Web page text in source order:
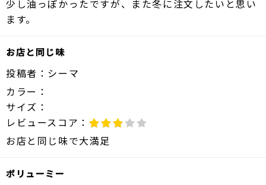
少し油っぽかったですが、また冬に注文したいと思い
ます。
お店と同じ味
投稿者： シーマ
カラー：
サイズ：
レビュースコア：
お店と同じ味で大満足
ボリューミー